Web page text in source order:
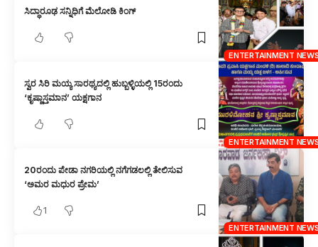
ENTERTAINMENT
ಸಿದ್ಧಾರೂಢ ಸನ್ನಿಧಿಗೆ ಮೆಲೋಡಿ ಕಿಂಗ್
ENTERTAINMENT
ಸ್ವರ ಸಿರಿ ಮಯ್ಯ ಸಾರಥ್ಯದಲ್ಲಿ ಹುಬ್ಬಳ್ಳಿಯಲ್ಲಿ 15ರಂದು
‘ಕೃಷ್ಣಾಸ್ತಮಾನ’ ಯಕ್ಷಗಾನ
ENTERTAINMENT
20ರಂದು ಪೇಡಾ ನಗರಿಯಲ್ಲಿ ನಗೆಗಡಲಲ್ಲಿ ತೇಲಿಸುವ
‘ಅಮರ ಮಧುರ ಪ್ರೇಮ’
1